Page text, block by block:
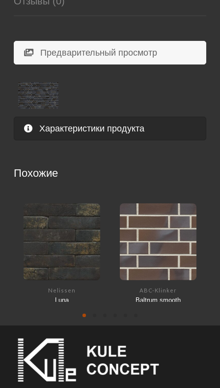
Предварительный просмотр
Характеристики продукта
Похожие
Nelissen
Luna
ABC-Klinker
Baltrum smooth